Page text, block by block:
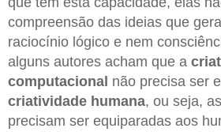
compreensão das ideias que
raciocínio lógico e nem
alguns autores acham que a
computacional não precisa ser
criatividade humana, ou seja,
precisam ser equiparadas aos